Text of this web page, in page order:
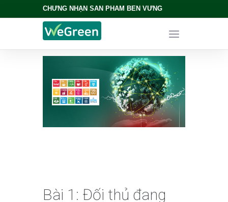
CHỨNG NHẬN SẢN PHẨM BỀN VỮNG
Bài 1: Đối thủ đang